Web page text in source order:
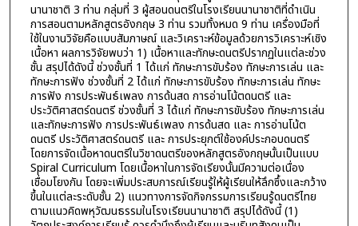
นานาชาติ 3 ท่าน กลุ่มที่ 3 ผู้สอนดนตรีในโรงเรียนนานาชาติที่ดำเนิน
การสอนตามหลักสูตรอังกฤษ 3 ท่าน รวมทั้งหมด 9 ท่าน เครื่องมือที่
ใช้ในงานวิจัยคือแบบสัมภาษณ์ และวิเคราะห์ข้อมูลด้วยการวิเคราะห์เชิง
เนื้อหา ผลการวิจัยพบว่า 1) เนื้อหาและทักษะดนตรีปรากฏในแต่ละช่วง
ชั้น สรุปได้ดังนี้ ช่วงชั้นที่ 1 ได้แก่ ทักษะการขับร้อง ทักษะการเล่น และ
ทักษะการฟัง ช่วงชั้นที่ 2 ได้แก่ ทักษะการขับร้อง ทักษะการเล่น ทักษะ
การฟัง การประพันธ์เพลง การด้นสด การอ่านโน้ตดนตรี และ
ประวัติศาสตร์ดนตรี ช่วงชั้นที่ 3 ได้แก่ ทักษะการขับร้อง ทักษะการเล่น
และทักษะการฟัง การประพันธ์เพลง การด้นสด และ การอ่านโน้ต
ดนตรี ประวัติศาสตร์ดนตรี และ การประยุกต์ใช้องค์ประกอบดนตรี
โดยการจัดเนื้อหาดนตรีในวิชาดนตรีของหลักสูตรอังกฤษนั้นเป็นแบบ
Spiral Curriculum โดยเนื้อหาในการจัดเรียงนั้นมีความต่อเนื่อง
เชื่อมโยงกัน โดยจะเพิ่มประสบการณ์เรียนรู้ให้ผู้เรียนให้ลึกซึ้งและกว้าง
ขึ้นในแต่ละระดับชั้น 2) แนวทางการจัดกิจกรรมการเรียนรู้ดนตรีไทย
ตามแนวคิดพหุวัฒนธรรมในโรงเรียนนานาชาติ สรุปได้ดังนี้ (1)